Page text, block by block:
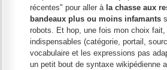
récentes" pour aller à la chasse aux
bandeaux plus ou moins infamants
robots. Et hop, une fois mon choix
indispensables (catégorie, portail,
vocabulaire et les expressions pas
un petit bout de syntaxe wikipédienne